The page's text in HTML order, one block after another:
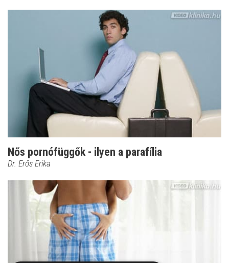
Nős pornófüggők - ilyen a parafília
Dr. Erős Erika